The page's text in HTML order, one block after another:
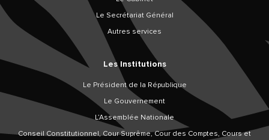
Le Secrétariat Général
Autres services
Les Institutions
Le Président de la République
Le Gouvernement
L’Assemblée Nationale
Conseil Constitutionnel, Cour Suprême, Cour des Comptes, Cours et